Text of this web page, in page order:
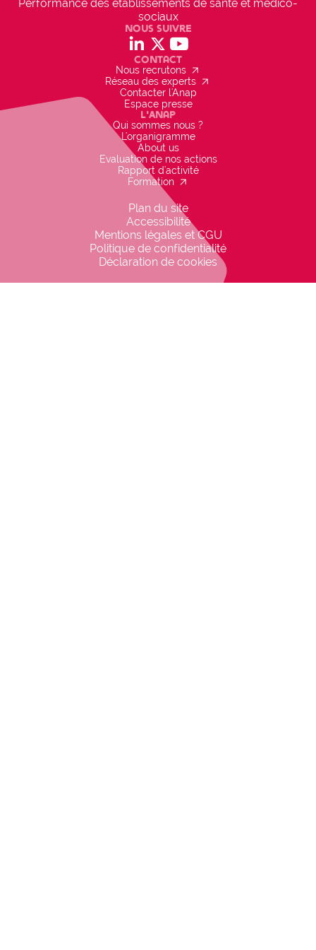
Des financements (internes et
hexagon_r0
a considérer
Coûts répartis sur les HAD participantes
Projet inscrit dans la politique de
l'établissement
cancelNON
Direction, Professionnels, Administration,
Performance des établissements de santé et médico-
sociaux
Nous suivre
social_linkedin social_x social_youtube
Contact
Nous recrutons arrow_outward
Réseau des experts arrow_outward
Contacter l'Anap
Espace presse
L'Anap
Qui sommes nous ?
L'organigramme
About us
Evaluation de nos actions
Rapport d'activité
Formation arrow_outward
Plan du site
Accessibilité
Mentions légales et CGU
Politique de confidentialité
Déclaration de cookies